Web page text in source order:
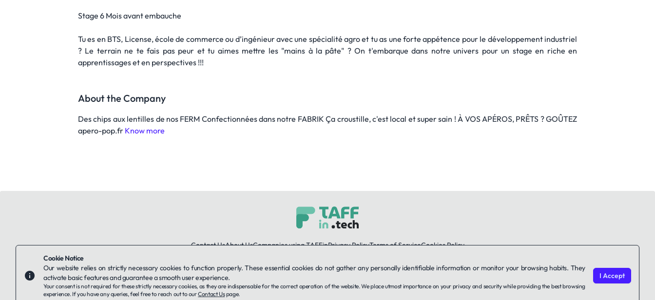
Stage 6 Mois avant embauche
Tu es en BTS, License, école de commerce ou d’ingénieur avec une spécialité agro et tu as une forte appétence pour le développement industriel
? Le terrain ne te fais pas peur et tu aimes mettre les "mains à la pâte" ? On t'embarque dans notre univers pour un stage en riche en
apprentissages et en perspectives !!!
About the Company
Des chips aux lentilles de nos FERM Confectionnées dans notre FABRIK Ça croustille, c'est local et super sain ! À VOS APÉROS, PRÊTS ? GOÛTEZ
apero-pop.fr Know more
Contact UsAbout UsCompanies using TAFFinPrivacy PolicyTerms of ServiceCookies Policy
LinkedIn
Cookie Notice
Our website relies on strictly necessary cookies to function properly. These essential cookies do not gather any personally identifiable information or monitor your browsing habits. They
activate basic features and guarantee a smooth user experience.
Your consent is not required for these strictly necessary cookies, as they are indispensable for the correct operation of the website. We place utmost importance on your privacy and security while providing the best browsing
experience. If you have any queries, feel free to reach out to ourContact Uspage.
I Accept